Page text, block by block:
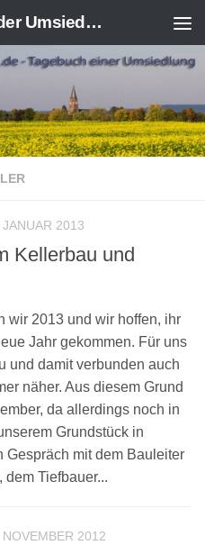
Dickbusch - Tagebuch der Umsiedlung von Kerpen-Manheim
2013
Kellerbau und
wir 2013 und wir hoffen, ihr
Jahr gekommen. Für uns
und damit verbunden auch
näher. Aus diesem Grund
da allerdings noch in
Grundstück in
Gespräch mit dem Bauleiter
Tiefbauer...
NOVEMBER 2012